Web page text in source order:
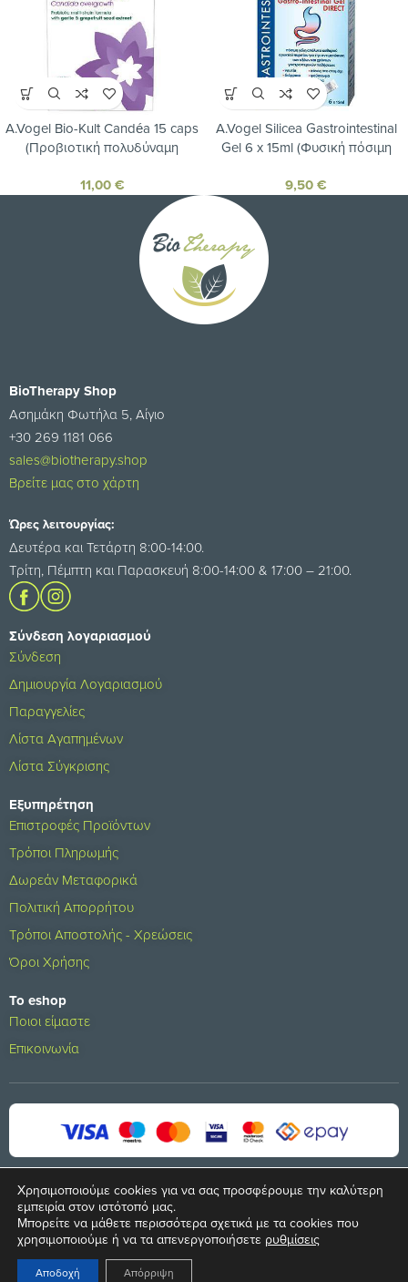
A.Vogel Bio-Kult Candéa 15 caps
(Προβιοτική πολυδύναμη
υπερανάπτυξης του μύκητα
11,00€
A.Vogel Silicea Gastrointestinal
Gel 6 x 15ml (Φυσική πόσιμη
αντιμετώπιση οξέων και
χρόνιων γαστρεντερικών
9,50€
BioTherapy Shop
Ασημάκη Φωτήλα 5, Αίγιο
+30 269 1181 066
sales@biotherapy.shop
Βρείτε μας στο χάρτη
Ώρες λειτουργίας:
Δευτέρα και Τετάρτη 8:00-14:00.
Τρίτη, Πέμπτη και Παρασκευή 8:00-14:00 & 17:00 – 21:00.
Σύνδεση λογαριασμού
Σύνδεση
Δημιουργία Λογαριασμού
Παραγγελίες
Λίστα Αγαπημένων
Λίστα Σύγκρισης
Εξυπηρέτηση
Επιστροφές Προϊόντων
Τρόποι Πληρωμής
Δωρεάν Μεταφορικά
Πολιτική Απορρήτου
Τρόποι Αποστολής - Χρεώσεις
Όροι Χρήσης
Το eshop
Ποιοι είμαστε
Επικοινωνία
© 2024 All rights reserved
Developed byS.A. SOLUTIONS
Χρησιμοποιούμε cookies για να σας προσφέρουμε την καλύτερη
εμπειρία στον ιστότοπό μας.
Μπορείτε να μάθετε περισσότερα σχετικά με τα cookies που
χρησιμοποιούμε ή να τα απενεργοποιήσετε ρυθμίσεις
Αποδοχή Απόρριψη